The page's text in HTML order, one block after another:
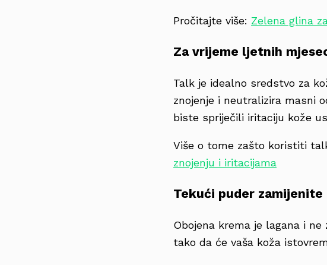
Pročitajte više: Zelena glina
Za vrijeme ljetnih
Talk je idealno sredstvo za
znojenje i neutralizira masni
biste spriječili iritaciju kože
Više o tome zašto koristiti
znojenju i iritacijama
Tekući puder zamijenite
Obojena krema je lagana i
tako da će vaša koža